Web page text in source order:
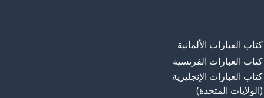
كتاب العبارات الألمانية
كتاب العبارات الفرنسية
كتاب العبارات الإنجليزية
(الولايات المتحدة)